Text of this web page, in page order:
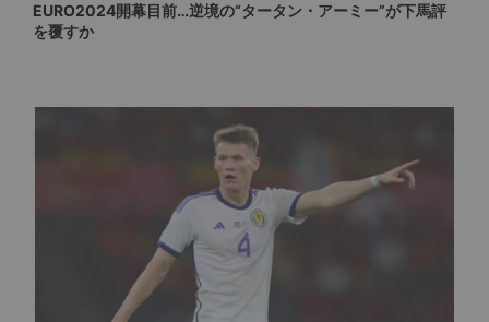
EURO2024開幕目前…逆境の“タータン・アーミー”が下馬評
を覆すか